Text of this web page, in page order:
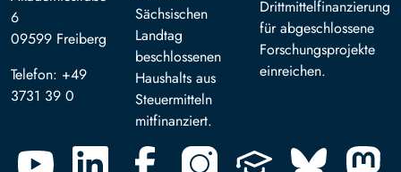
6
09599 Freiberg
Telefon: +49
3731 39 0
Sächsischen
Landtag
beschlossenen
Haushalts aus
Steuermitteln
mitfinanziert.
Drittmittelfinanzierung
für abgeschlossene
Forschungsprojekte
einreichen.